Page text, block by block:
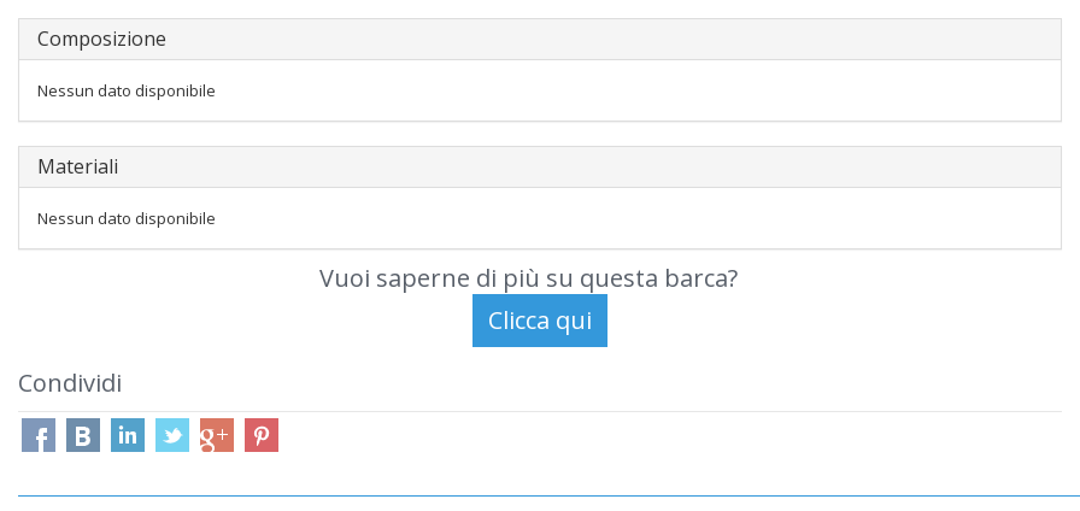
Composizione
Nessun dato disponibile
Materiali
Nessun dato disponibile
Vuoi saperne di più su questa barca?
Condividi